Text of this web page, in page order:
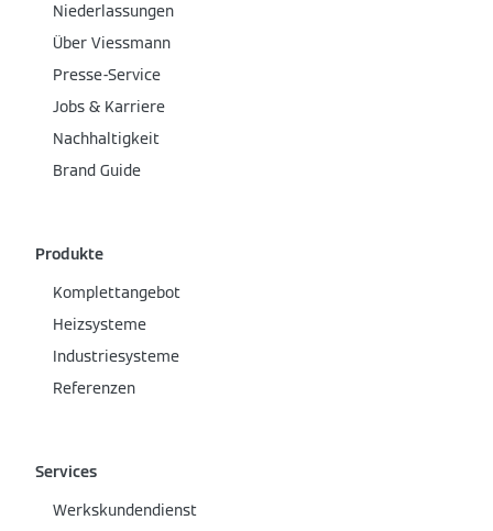
Niederlassungen
Über Viessmann
Presse-Service
Jobs & Karriere
Nachhaltigkeit
Brand Guide
Produkte
Komplettangebot
Heizsysteme
Industriesysteme
Referenzen
Services
Werkskundendienst